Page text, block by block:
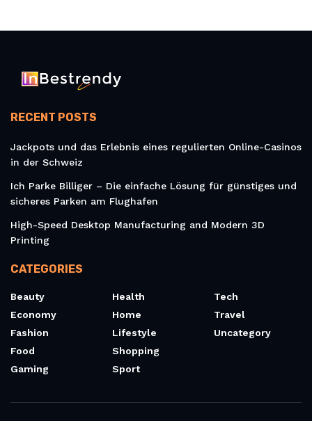
RECENT POSTS
Jackpots und das Erlebnis eines regulierten Online-Casinos
in der Schweiz
Ich Parke Billiger – Die einfache Lösung für günstiges und
sicheres Parken am Flughafen
High-Speed Desktop Manufacturing and Modern 3D
Printing
CATEGORIES
Beauty
Economy
Fashion
Food
Gaming
Health
Home
Lifestyle
Shopping
Sport
Tech
Travel
Uncategory